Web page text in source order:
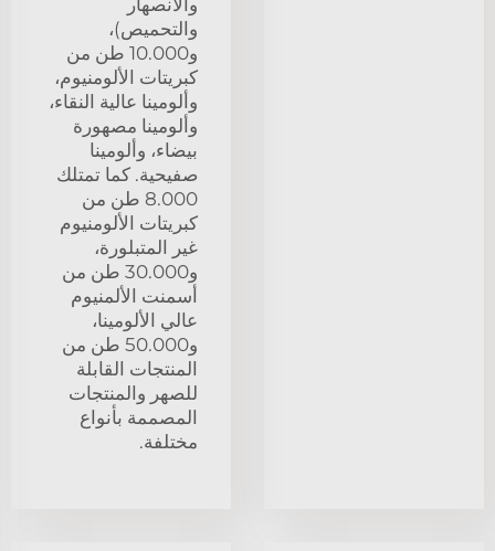
والتحميص)،
و10.000 طن من
كبريتات الألومنيوم،
وألومينا عالية النقاء،
وألومينا مصهورة
بيضاء، وألومينا
صفيحية. كما تمتلك
8.000 طن من
كبريتات الألومنيوم
غير المتبلورة،
و30.000 طن من
أسمنت الألمنيوم
عالي الألومينا،
و50.000 طن من
المنتجات القابلة
للصهر والمنتجات
المصممة بأنواع
مختلفة.